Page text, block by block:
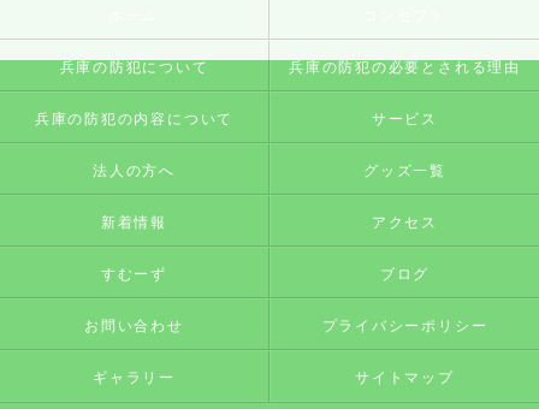
兵庫の防犯について 兵庫の防犯の必要とされる理由
兵庫の防犯の内容について サービス
法人の方へ グッズ一覧
新着情報 アクセス
すむーず ブログ
お問い合わせ プライバシーポリシー
ギャラリー サイトマップ